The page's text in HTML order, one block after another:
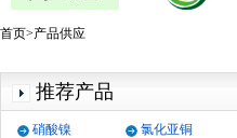
首页>产品供应
推荐产品
硝酸镍 氯化亚铜